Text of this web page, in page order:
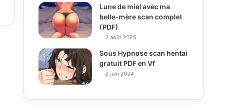
Lune de miel avec ma
belle-mère scan complet
(PDF)
2 août 2025
Sous Hypnose scan hentai
gratuit PDF en Vf
2 juin 2024